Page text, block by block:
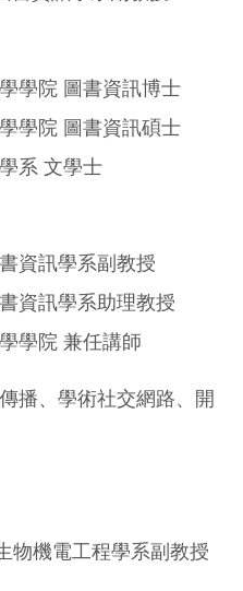
學院 圖書資訊博士
學院 圖書資訊碩士
系 文學士
資訊學系副教授
資訊學系助理教授
學院 兼任講師
播、學術社交網路、開
物機電工程學系副教授